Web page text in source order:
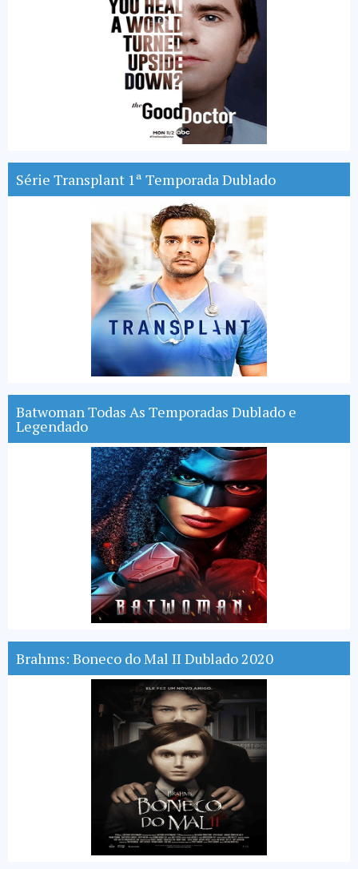
Série Transplant 1ª Temporada Dublado
Batwoman Todas As Temporadas Dublado e
Legendado
Brahms: Boneco do Mal II Dublado 2020